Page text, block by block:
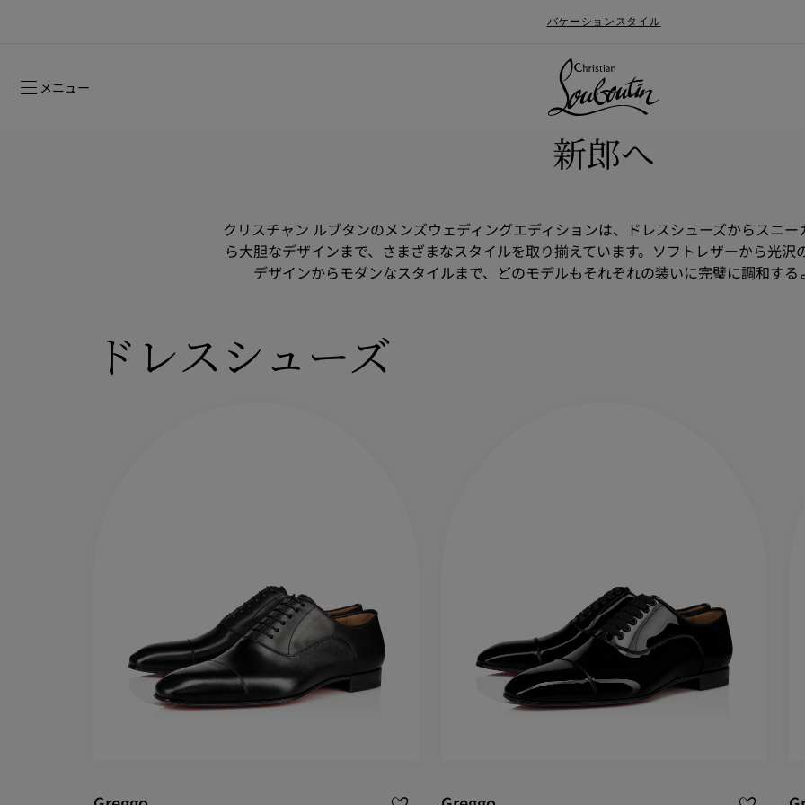
バケーションスタイル
メニュー
2026年フォールウィメンズコレクション 2026年フォールメンズコレクション
今季のバッグコレクション
サマーセレクション
メンズ向けギフト
メゾンの歴史 コレクション
Kate
新郎へ
クリスチャン ルブタンのメンズウェディングエディションは、ドレスシューズからスニ
ら大胆なデザインまで、さまざまなスタイルを取り揃えています。ソフトレザーから光沢
デザインからモダンなスタイルまで、どのモデルもそれぞれの装いに完璧に調和する
ドレスシューズ